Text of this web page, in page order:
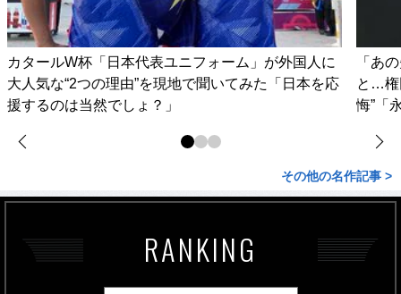
カタールW杯「日本代表ユニフォーム」が外国人に
大人気な“2つの理由”を現地で聞いてみた「日本を応
援するのは当然でしょ？」
「あ
と…権
悔”「
その他の名作記事 >
RANKING